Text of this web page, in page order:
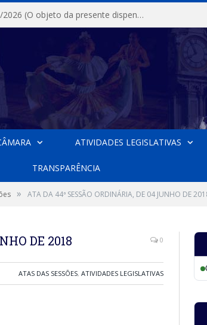
DISPENSA DE LICITAÇÃO Nº 03/2026 (O objeto da presente dispensa é a escolha da proposta mais vantajosa para a aquisição, de aparelhos de ar condicionado, tipo Split, com material de instalação e fogão industrial, conforme condições, quantidades e exigências estabelecidas no termo de referencia e neste aviso de contratação direta e seus anexos)
ATIVIDADES LEGISLATIVAS
TRANSPARÊNCIA
» ATA DA 44ª SESSÃO ORDINÁRIA, DE 04 JUNHO DE
DE 2018 0
ATAS DAS SESSÕES, ATIVIDADES LEGISLATIVAS